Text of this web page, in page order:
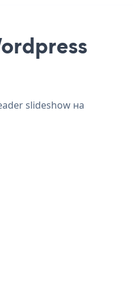
slideshow на